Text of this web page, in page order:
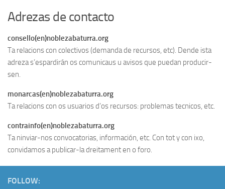
Adrezas de contacto
consello(en)noblezabaturra.org
Ta relacions con colectivos (demanda de recursos, etc). Dende ista
adreza s’espardirán os comunicaus u avisos que puedan producir-
sen.
monarcas(en)noblezabaturra.org
Ta relacions con os usuarios d’os recursos: problemas tecnicos, etc.
contrainfo(en)noblezabaturra.org
Ta ninviar-nos convocatorias, información, etc. Con tot y con ixo,
convidamos a publicar-la dreitament en o foro.
FOLLOW: